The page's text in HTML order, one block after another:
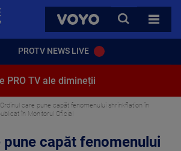
VOYO
CAUTA
TOATE
PROTV NEWS LIVE
PRO TV ale dimineții
Ordinul care pune capăt fenomenului shrinkflation în
în Monitorul Oficial
pune capăt fenomenului